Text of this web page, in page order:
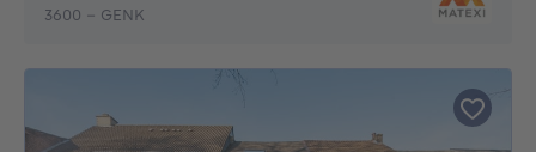
3600 - GENK